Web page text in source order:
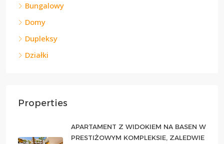
Bungalowy
Domy
Dupleksy
Działki
Properties
APARTAMENT Z WIDOKIEM NA BASEN W
PRESTIŻOWYM KOMPLEKSIE, ZALEDWIE